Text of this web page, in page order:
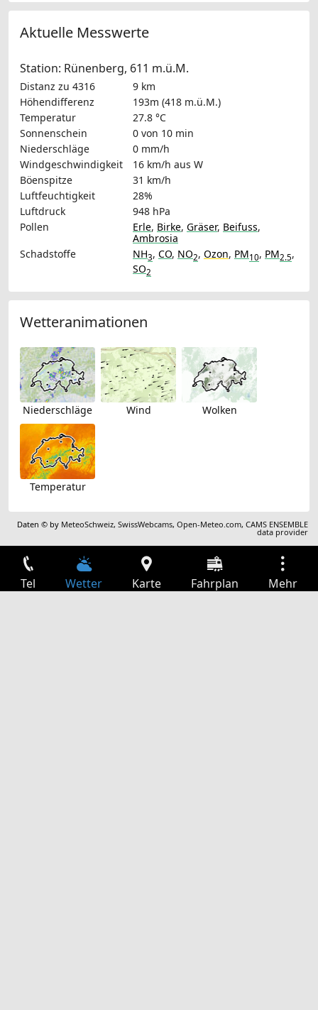
Aktuelle Messwerte
Station: Rünenberg, 611 m.ü.M.
Distanz zu 4316
9 km
Höhendifferenz
193m (418 m.ü.M.)
Temperatur
27.8 °C
Sonnenschein
0 von 10 min
Niederschläge
0 mm/h
Windgeschwindigkeit
16 km/h aus W
Böenspitze
31 km/h
Luftfeuchtigkeit
28%
Luftdruck
948 hPa
Pollen
Erle, Birke, Gräser, Beifuss,
Ambrosia
Schadstoffe
NH3, CO, NO2, Ozon, PM10, PM2.5,
SO2
Wetteranimationen
Niederschläge Wind Wolken
Temperatur
Daten © by MeteoSchweiz,SwissWebcams,Open-Meteo.com,CAMS ENSEMBLE
data provider
Tel Wetter Karte Fahrplan Mehr